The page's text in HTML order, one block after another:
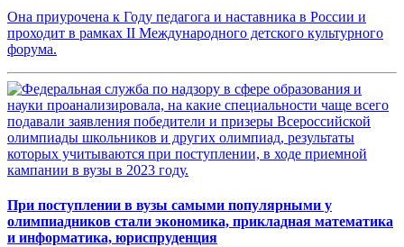
Она приурочена к Году педагога и наставника в России и
проходит в рамках II Международного детского культурного
форума.
При поступлении в вузы самыми популярными у
олимпиадников стали экономика, прикладная математика
и информатика, юриспруденция